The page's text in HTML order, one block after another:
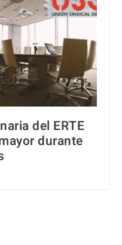
del ERTE
durante